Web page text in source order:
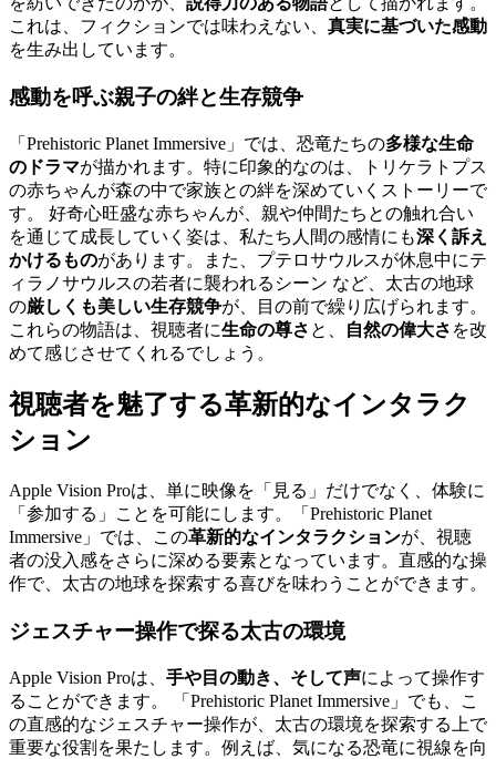
これは、フィクションでは味わえない、 真実に基づいた感動
を生み出しています。
感動を呼ぶ親子の絆と生存競争
「Prehistoric Planet Immersive」では、恐竜たちの多様な生命
のドラマが描かれます。特に印象的なのは、トリケラトプス
の赤ちゃんが森の中で家族との絆を深めていくストーリーで
す。 好奇心旺盛な赤ちゃんが、親や仲間たちとの触れ合い
を通じて成長していく姿は、私たち人間の感情にも深く訴え
かけるものがあります。また、プテロサウルスが休息中にテ
ィラノサウルスの若者に襲われるシーン など、太古の地球
の厳しくも美しい生存競争が、目の前で繰り広げられます。
これらの物語は、視聴者に生命の尊さ と、 自然の偉大さ を改
めて感じさせてくれるでしょう。
視聴者を魅了する革新的なインタラク
ション
Apple Vision Proは、単に映像を「見る」だけでなく、体験に
「参加する」ことを可能にします。「Prehistoric Planet
Immersive」では、この革新的なインタラクションが、視聴
者の没入感をさらに深める要素となっています。直感的な操
作で、太古の地球を探索する喜びを味わうことができます。
ジェスチャー操作で探る太古の環境
Apple Vision Proは、 手や目の動き、そして声によって操作す
ることができます。 「Prehistoric Planet Immersive」でも、こ
の直感的なジェスチャー操作が、太古の環境を探索する上で
重要な役割を果たします。例えば、気になる恐竜に視線を向